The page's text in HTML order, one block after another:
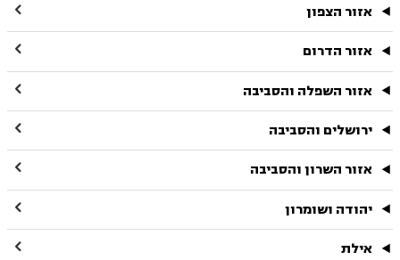
אזור הצפון 
אזור הדרום 
אזור השפלה והסביבה 
ירושלים והסביבה 
אזור השרון והסביבה 
יהודה ושומרון 
אילת 